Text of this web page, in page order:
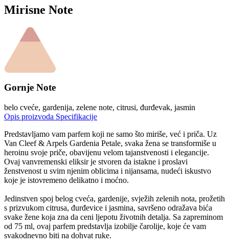
Mirisne Note
Gornje Note
belo cveće, gardenija, zelene note, citrusi, đurđevak, jasmin
Opis proizvoda Specifikacije
Predstavljamo vam parfem koji ne samo što miriše, već i priča. Uz
Van Cleef & Arpels Gardenia Petale, svaka žena se transformiše u
heroinu svoje priče, obavijenu velom tajanstvenosti i elegancije.
Ovaj vanvremenski eliksir je stvoren da istakne i proslavi
ženstvenost u svim njenim oblicima i nijansama, nudeći iskustvo
koje je istovremeno delikatno i moćno.
Jedinstven spoj belog cveća, gardenije, svježih zelenih nota, prožetih
s prizvukom citrusa, đurđevice i jasmina, savršeno odražava bića
svake žene koja zna da ceni ljepotu životnih detalja. Sa zapreminom
od 75 ml, ovaj parfem predstavlja izobilje čarolije, koje će vam
svakodnevno biti na dohvat ruke.